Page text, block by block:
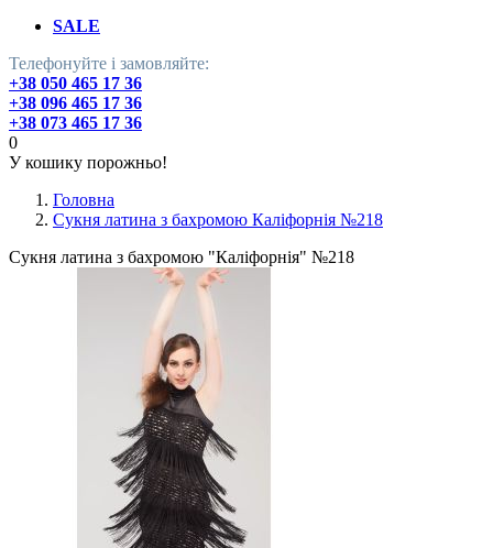
SALE
Телефонуйте і замовляйте:
+38 050 465 17 36
+38 096 465 17 36
+38 073 465 17 36
0
У кошику порожньо!
Головна
Сукня латина з бахромою Каліфорнія №218
Сукня латина з бахромою "Каліфорнія" №218